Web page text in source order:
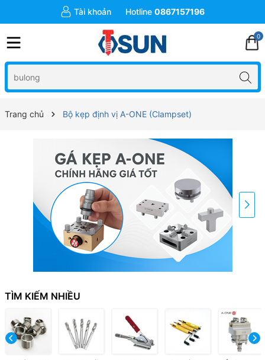
Tài khoản Hotline 0867157196
0
Trang chủ Bộ kẹp định vị A-ONE (Clampset)
TÌM KIẾM NHIỀU